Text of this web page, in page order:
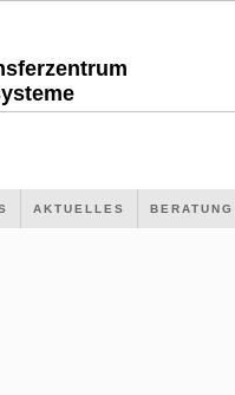
AKTUELLES